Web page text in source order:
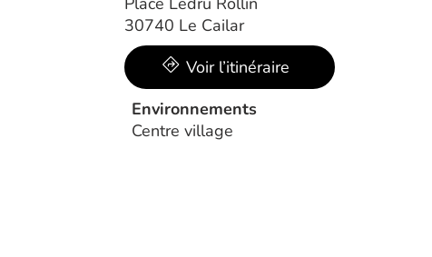
30740 Le Cailar
Voir l’itinéraire
Environnements
Centre village